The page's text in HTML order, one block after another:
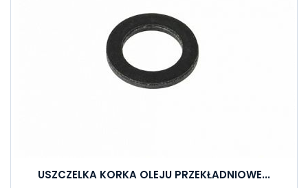
USZCZELKA KORKA OLEJU PRZEKŁADNIOWE...